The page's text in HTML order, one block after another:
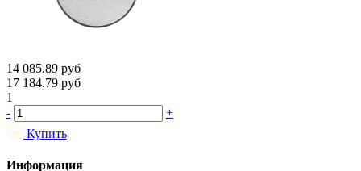
14 085.89 руб
17 184.79 руб
1
-
+
Купить
Информация